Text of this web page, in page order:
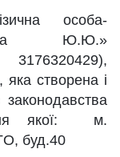
особа-
Ю.Ю.»
яка створена і
якої: м.
буд.40